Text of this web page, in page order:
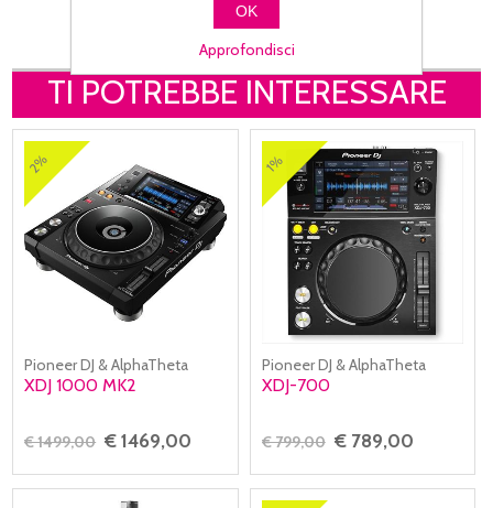
TI POTREBBE INTERESSARE
2%
Pioneer DJ & AlphaTheta
XDJ 1000 MK2
€ 1499,00 € 1469,00
1%
Pioneer DJ & AlphaTheta
XDJ-700
€ 799,00 € 789,00
OK
Approfondisci